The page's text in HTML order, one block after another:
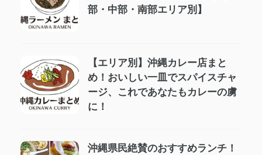
部・中部・南部エリア別】
【エリア別】沖縄カレー店まと
め！おいしい一皿でスパイスチャ
ージ、これであなたもカレーの虜
に！
沖縄県民絶賛のおすすめランチ！